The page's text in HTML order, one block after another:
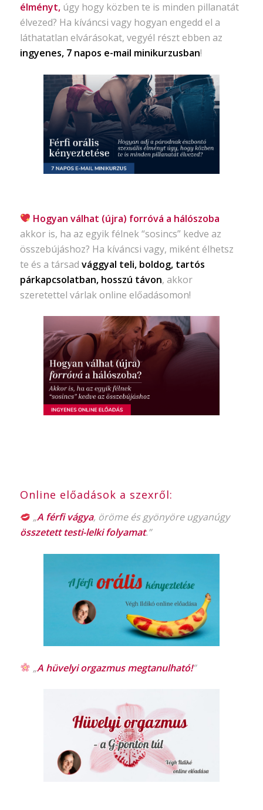
élményt, úgy hogy közben te is minden pillanatát
élvezed? Ha kíváncsi vagy hogyan engedd el a
láthatatlan elvárásokat, vegyél részt ebben az
ingyenes, 7 napos e-mail minikurzusban!
Hogyan válhat (újra) forróvá a hálószoba
akkor is, ha az egyik félnek “sosincs” kedve az
összebújáshoz? Ha kíváncsi vagy, miként élhetsz
te és a társad vággyal teli, boldog, tartós
párkapcsolatban, hosszú távon, akkor
szeretettel várlak online előadásomon!
Online előadások a szexről:
„A férfi vágya, öröme és gyönyöre ugyanúgy
összetett testi-lelki folyamat.”
„A hüvelyi orgazmus megtanulható!”